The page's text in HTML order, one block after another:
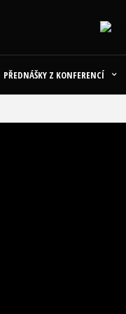
PŘEDNÁŠKY Z KONFERENCÍ